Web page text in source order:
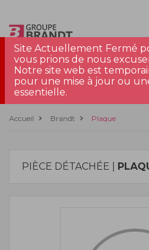
Site Actuellement Fermé
vous prions de nous
Notre site web est
pour une mise à jour ou
essentielle.
Accueil Brandt Plaque
PIÈCE DÉTACHÉE |